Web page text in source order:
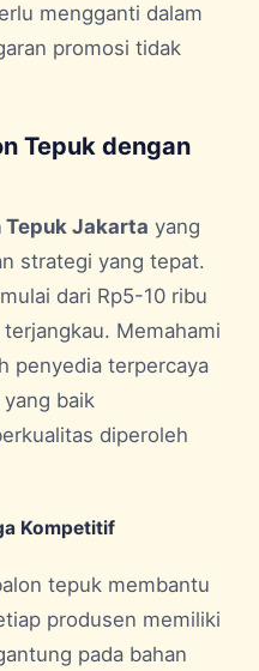
mengganti dalam
promosi tidak
Tepuk dengan
Tepuk Jakarta yang
strategi yang tepat.
dari Rp5-10 ribu
Memahami
penyedia terpercaya
baik
diperoleh
Kompetitif
tepuk membantu
produsen memiliki
pada bahan